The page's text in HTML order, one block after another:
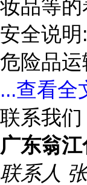
妆品等
安全说
危险品
...查看全
联系我们
广东翁
联系人